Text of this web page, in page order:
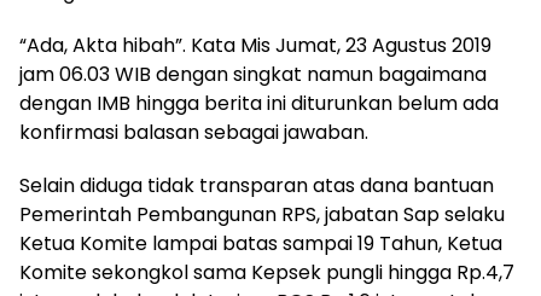
“Ada, Akta hibah”. Kata Mis Jumat, 23 Agustus 2019
jam 06.03 WIB dengan singkat namun bagaimana
dengan IMB hingga berita ini diturunkan belum ada
konfirmasi balasan sebagai jawaban.
Selain diduga tidak transparan atas dana bantuan
Pemerintah Pembangunan RPS, jabatan Sap selaku
Ketua Komite lampai batas sampai 19 Tahun, Ketua
Komite sekongkol sama Kepsek pungli hingga Rp.4,7